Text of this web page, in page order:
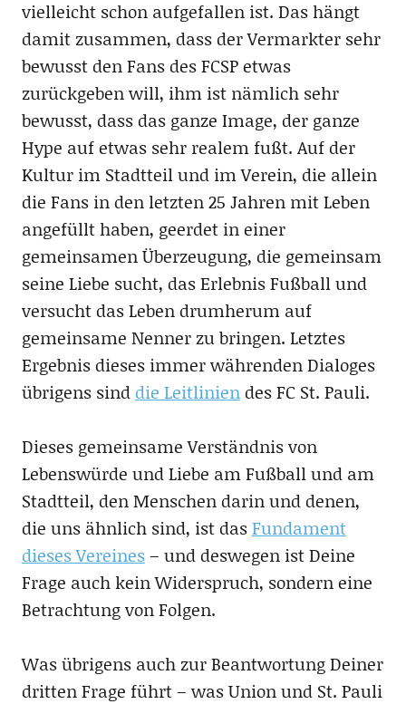
vielleicht schon aufgefallen ist. Das hängt
damit zusammen, dass der Vermarkter sehr
bewusst den Fans des FCSP etwas
zurückgeben will, ihm ist nämlich sehr
bewusst, dass das ganze Image, der ganze
Hype auf etwas sehr realem fußt. Auf der
Kultur im Stadtteil und im Verein, die allein
die Fans in den letzten 25 Jahren mit Leben
angefüllt haben, geerdet in einer
gemeinsamen Überzeugung, die gemeinsam
seine Liebe sucht, das Erlebnis Fußball und
versucht das Leben drumherum auf
gemeinsame Nenner zu bringen. Letztes
Ergebnis dieses immer währenden Dialoges
übrigens sind die Leitliniendes FC St. Pauli.
Dieses gemeinsame Verständnis von
Lebenswürde und Liebe am Fußball und am
Stadtteil, den Menschen darin und denen,
die uns ähnlich sind, ist dasFundament
dieses Vereines– und deswegen ist Deine
Frage auch kein Widerspruch, sondern eine
Betrachtung von Folgen.
Was übrigens auch zur Beantwortung Deiner
dritten Frage führt – was Union und St. Pauli